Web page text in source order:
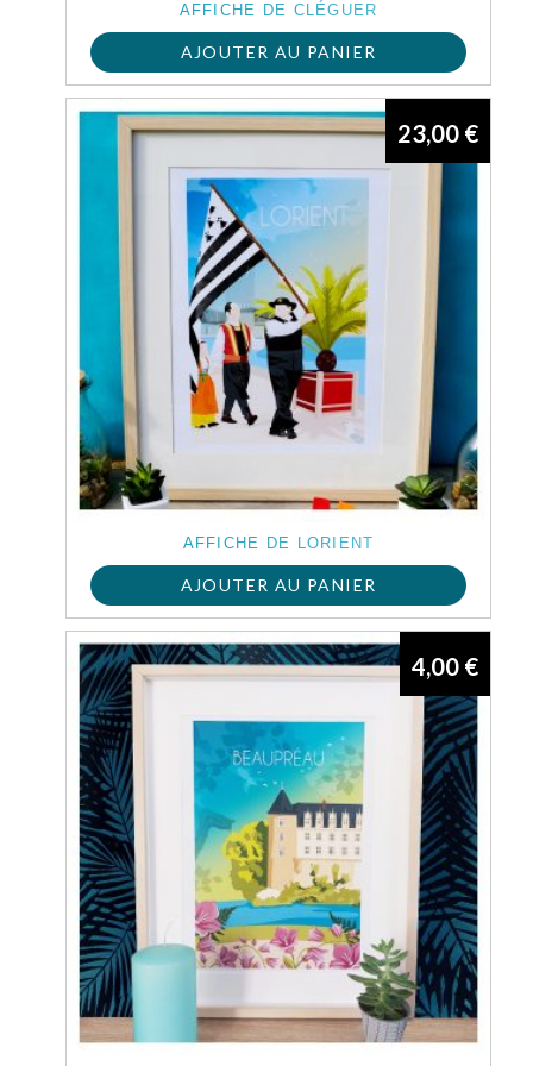
AFFICHE DE CLÉGUER
AJOUTER AU PANIER
AFFICHE DE LORIENT
23,00 €
AJOUTER AU PANIER
4,00 €